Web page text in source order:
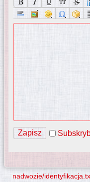
nadwozie/